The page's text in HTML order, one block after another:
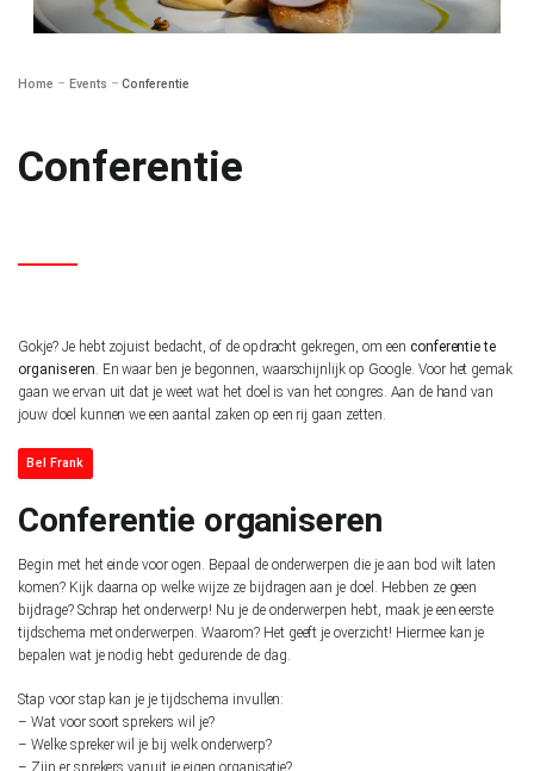
Home – Events – Conferentie
Conferentie
Gokje? Je hebt zojuist bedacht, of de opdracht gekregen, om een conferentiete
organiseren. En waar ben je begonnen, waarschijnlijk op Google. Voor het gemak
gaan we ervan uit dat je weet wat het doel is van het congres. Aan de hand van
jouw doel kunnen we een aantal zaken op een rij gaan zetten.
Bel Frank
Conferentie organiseren
Begin met het einde voor ogen. Bepaal de onderwerpen die je aan bod wilt laten
komen? Kijk daarna op welke wijze ze bijdragen aan je doel. Hebben ze geen
bijdrage? Schrap het onderwerp! Nu je de onderwerpen hebt, maak je een eerste
tijdschema met onderwerpen. Waarom? Het geeft je overzicht! Hiermee kan je
bepalen wat je nodig hebt gedurende de dag.
Stap voor stap kan je je tijdschema invullen:
– Wat voor soort sprekers wil je?
– Welke spreker wil je bij welk onderwerp?
– Zijn er sprekers vanuit je eigen organisatie?